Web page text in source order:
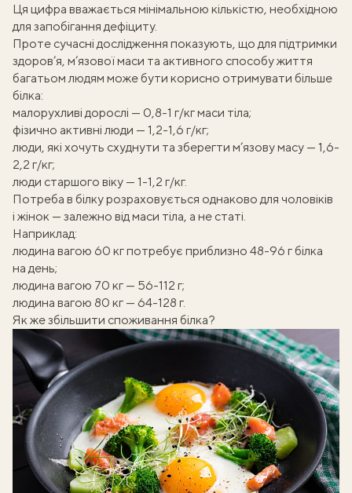
Ця цифра вважається мінімальною кількістю, необхідною
для запобігання дефіциту.
Проте сучасні дослідження показують, що для підтримки
здоров’я, м’язової маси та активного способу життя
багатьом людям може бути корисно отримувати більше
білка:
малорухливі дорослі — 0,8-1 г/кг маси тіла;
фізично активні люди — 1,2-1,6 г/кг;
люди, які хочуть схуднути та зберегти м’язову масу — 1,6-
2,2 г/кг;
люди старшого віку — 1-1,2 г/кг.
Потреба в білку розраховується однаково для чоловіків
і жінок — залежно від маси тіла, а не статі.
Наприклад:
людина вагою 60 кг потребує приблизно 48-96 г білка
на день;
людина вагою 70 кг — 56-112 г;
людина вагою 80 кг — 64-128 г.
Як же збільшити споживання білка?